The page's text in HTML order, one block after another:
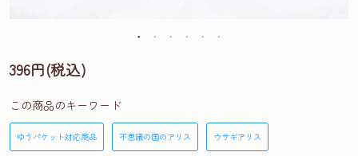
396円(税込)
この商品のキーワード
ゆうパケット対応商品 不思議の国のアリス ウサギアリス